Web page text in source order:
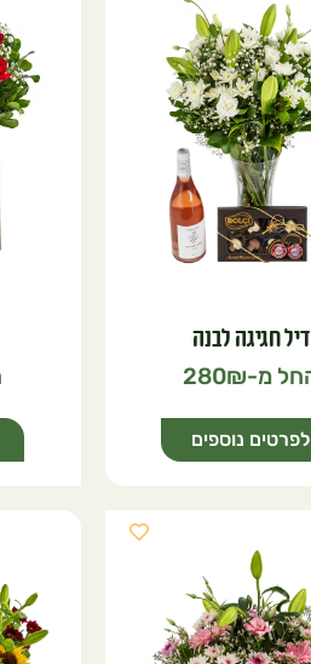
דיל חגיגה לבנה
280
לפרטים נוספים